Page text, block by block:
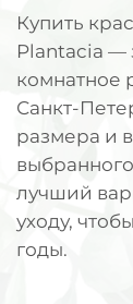
Купить
Plantacia —
комнатное
Санкт-
размера и
лучший
уходу,
годы.